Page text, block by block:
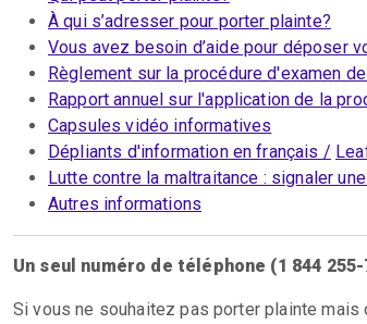
À qui s’adresser pour porter plainte?
Vous avez besoin d’aide pour déposer
Règlement sur la procédure d'examen
Rapport annuel sur l'application de la
Capsules vidéo informatives
Dépliants d'information en français /
Lutte contre la maltraitance : signaler
Autres informations
Un seul numéro de téléphone (1 844
Si vous ne souhaitez pas porter plainte